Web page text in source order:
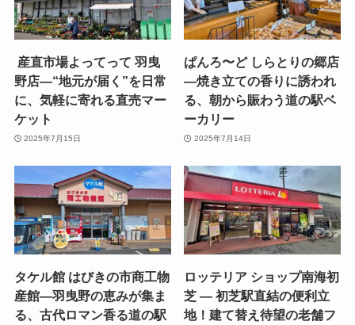
産直市場よってって 羽曳
野店—“地元が届く”を日常
に、気軽に寄れる直売マー
ケット
2025年7月15日
ぱんろ〜ど しらとりの郷店
—焼き立ての香りに誘われ
る、朝から賑わう道の駅ベ
ーカリー
2025年7月14日
タケル館 はびきの市商工物
産館—羽曳野の恵みが集ま
る、古代ロマン香る道の駅
ロッテリア ショップ南海初
芝 — 初芝駅直結の便利立
地！建て替え待望の老舗フ